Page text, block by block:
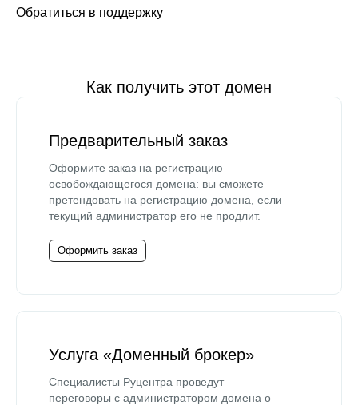
Обратиться в поддержку
Как получить этот домен
Предварительный заказ
Оформите заказ на регистрацию
освобождающегося домена: вы сможете
претендовать на регистрацию домена, если
текущий администратор его не продлит.
Оформить заказ
Услуга «Доменный брокер»
Специалисты Руцентра проведут
переговоры с администратором домена о